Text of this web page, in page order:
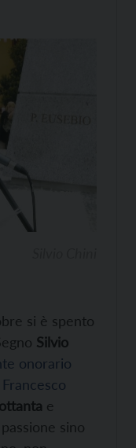
si è spento
Silvio
onorario
e
sino